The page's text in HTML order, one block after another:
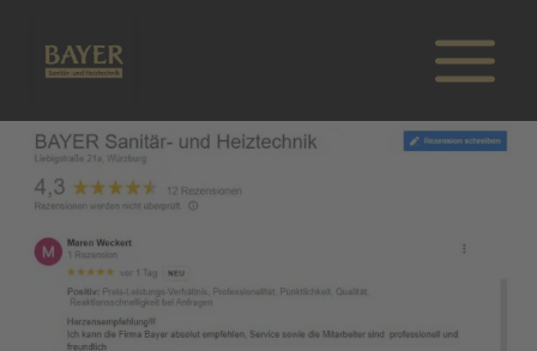
springen